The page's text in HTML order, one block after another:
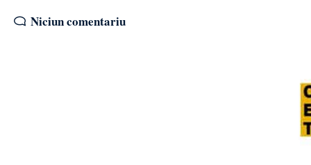
Niciun comentariu